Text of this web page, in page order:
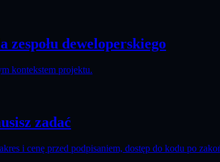
deweloperskiego
kontekstem projektu.
zadać
i cenę przed podpisaniem, dostęp do kodu po